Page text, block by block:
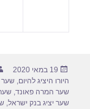
פורסם
בתאריך
19 במאי 2020
היורו היציג להיום,שער
שער המרה פאונד,
שער יציג בנק ישראל,